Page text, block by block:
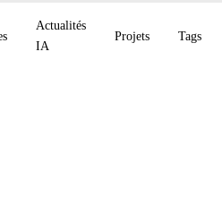
Actualités
IA
Projets Tags